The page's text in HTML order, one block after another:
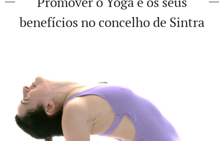
benefícios no concelho de Sintra